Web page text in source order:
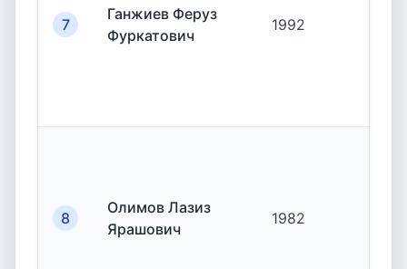
7
Ганжиев Феруз
Фуркатович
1992
8
Олимов Лазиз
Ярашович
1982